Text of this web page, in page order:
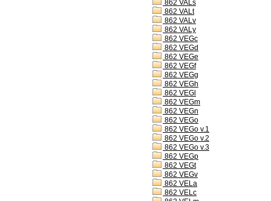
862 VALs
862 VALt
862 VALv
862 VALy
862 VEGc
862 VEGd
862 VEGe
862 VEGf
862 VEGg
862 VEGh
862 VEGl
862 VEGm
862 VEGn
862 VEGo
862 VEGo v.1
862 VEGo v.2
862 VEGo v.3
862 VEGp
862 VEGt
862 VEGv
862 VELa
862 VELc